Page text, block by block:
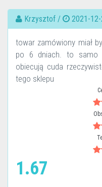
Krzysztof / 2021-
towar zamówiony miał
po 6 dniach. to samo
obiecują cuda
tego sklepu
1.67